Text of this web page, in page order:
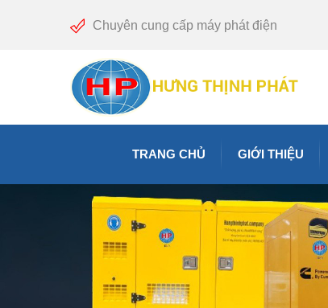
Chuyên cung cấp máy phát điện
TRANG CHỦ GIỚI THIỆU